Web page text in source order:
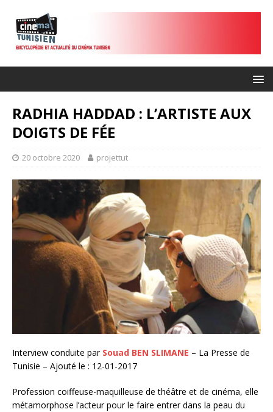
RADHIA HADDAD : L’ARTISTE AUX
DOIGTS DE FÉE
20 octobre 2020 projettut
Interview conduite par Souad BEN SLIMANE – La Presse de
Tunisie – Ajouté le : 12-01-2017
Profession coiffeuse-maquilleuse de théâtre et de cinéma, elle
métamorphose l’acteur pour le faire entrer dans la peau du